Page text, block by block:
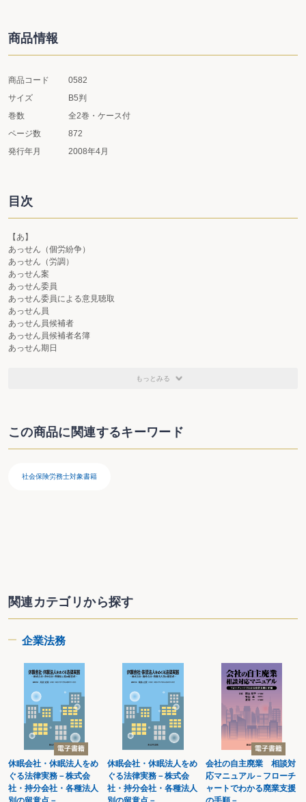
商品情報
商品コード
0582
サイズ
B5判
巻数
全2巻・ケース付
ページ数
872
発行年月
2008年4月
目次
【あ】
あっせん（個労紛争）
あっせん（労調）
あっせん案
あっせん委員
あっせん委員による意見聴取
あっせん員
あっせん員候補者
あっせん員候補者名簿
あっせん期日
安全委員会
安全委員会の委員
安全衛生改善計画
安全衛生管理体制
安全および衛生に関する措置（委託者）
安全および衛生に関する措置（家内労働者）
安全および衛生に関する措置（補助者）
安全管理者等に対する教育等
安全管理者の選任
安全にかかる技術的事項
安全保持の施設
【い】
委員の構成（安全衛生委員会）
委員の構成（衛生委員会）
育児期間中の賃金
育児休業
育児休業、介護休業等育児又は家族介護を行う労働者の福祉に関する法律
育児休業・介護休業に関する定めの周知等の措置
もっとみる
この商品に関連するキーワード
社会保険労務士対象書籍
関連カテゴリから探す
企業法務
休眠会社・休眠法人をめ
ぐる法律実務－株式会
社・持分会社・各種法人
休眠会社・休眠法人をめ
ぐる法律実務－株式会
社・持分会社・各種法人
会社の自主廃業 相談対
応マニュアル－フローチ
ャートでわかる廃業支援